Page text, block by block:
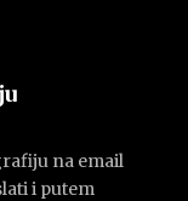
na email
i putem